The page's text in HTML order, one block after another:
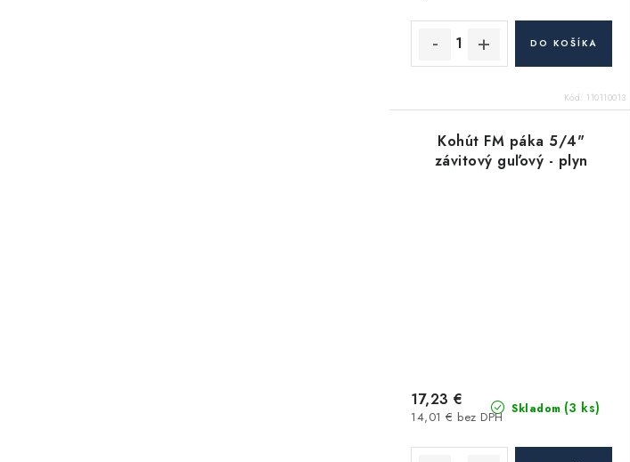
DO KOŠÍKA
Kód: 110110013
Kohút FM páka 5/4"
závitový guľový - plyn
Skladom (3 ks)
14,01 € bez DPH
17,23 €